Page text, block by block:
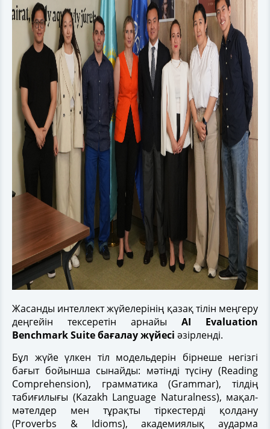
Жасанды интеллект жүйелерінің қазақ тілін меңгеру
деңгейін тексеретін арнайы AI Evaluation
Benchmark Suite бағалау жүйесі әзірленді.
Бұл жүйе үлкен тіл модельдерін бірнеше негізгі
бағыт бойынша сынайды: мәтінді түсіну (Reading
Comprehension), грамматика (Grammar), тілдің
табиғилығы (Kazakh Language Naturalness), мақал-
мәтелдер мен тұрақты тіркестерді қолдану
(Proverbs & Idioms), академиялық аударма